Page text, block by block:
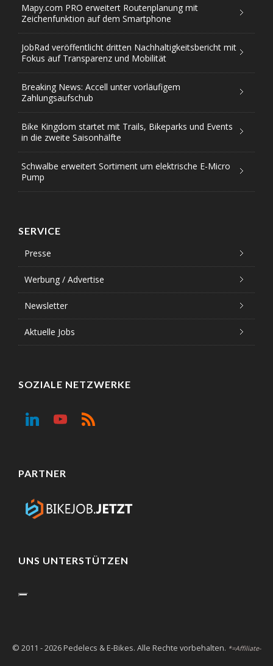
Mapy.com PRO erweitert Routenplanung mit
Zeichenfunktion auf dem Smartphone
JobRad veröffentlicht dritten Nachhaltigkeitsbericht mit
Fokus auf Transparenz und Mobilität
Breaking News: Accell unter vorläufigem
Zahlungsaufschub
Bike Kingdom startet mit Trails, Bikeparks und Events
in die zweite Saisonhälfte
Schwalbe erweitert Sortiment um elektrische E-Micro
Pump
SERVICE
Presse
Werbung / Advertise
Newsletter
Aktuelle Jobs
SOZIALE NETZWERKE
PARTNER
UNS UNTERSTÜTZEN
© 2011 - 2026 Pedelecs & E-Bikes. Alle Rechte vorbehalten. *=Affiliate-